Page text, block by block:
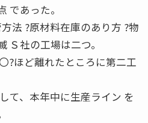
であった。
法 ?原材料在庫のあり方 ?物
Ｓ社の工場は二つ。
?ほど離れたところに第二工
て、本年中に生産ライン を